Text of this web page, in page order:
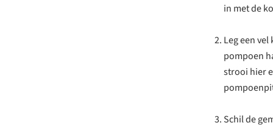
in met de
Leg een
pompoen
strooi hier
Schil de